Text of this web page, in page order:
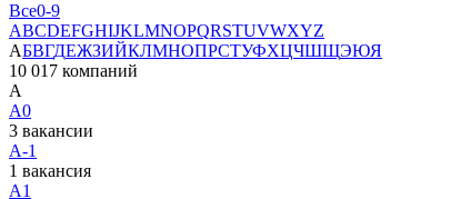
Все0-9
ABCDEFGHIJKLMNOPQRSTUVWXYZ
АБВГДЕЖЗИЙКЛМНОПРСТУФХЦЧШЩЭЮЯ
10 017 компаний
А
А0
3 вакансии
А-1
1 вакансия
А1